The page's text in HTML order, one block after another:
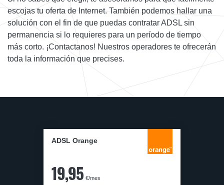
escojas tu oferta de Internet. También podemos hallar una
solución con el fin de que puedas contratar ADSL sin
permanencia si lo requieres para un período de tiempo
más corto. ¡Contactanos! Nuestros operadores te ofrecerán
toda la información que precises.
ADSL Orange
19,95 €/mes